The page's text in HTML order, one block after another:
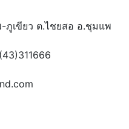
เขียว ต.ไชยสอ อ.ชุมแพ